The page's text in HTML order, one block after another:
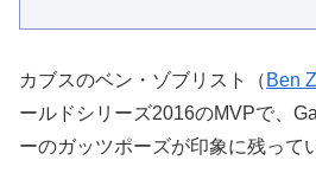
カブスのベン・ゾブリスト（ Ben
ールドシリーズ2016のMVPで、
ーのガッツポーズが印象に残って